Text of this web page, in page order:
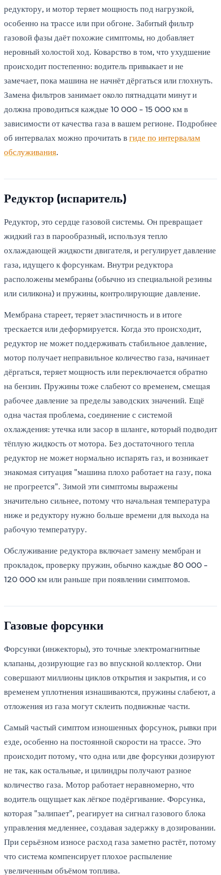
редуктору, и мотор теряет мощность под нагрузкой,
особенно на трассе или при обгоне. Забитый фильтр
газовой фазы даёт похожие симптомы, но добавляет
неровный холостой ход. Коварство в том, что ухудшение
происходит постепенно: водитель привыкает и не
замечает, пока машина не начнёт дёргаться или глохнуть.
Замена фильтров занимает около пятнадцати минут и
должна проводиться каждые 10 000 - 15 000 км в
зависимости от качества газа в вашем регионе. Подробнее
об интервалах можно прочитать вгиде по интервалам
обслуживания.
Редуктор (испаритель)
Редуктор, это сердце газовой системы. Он превращает
жидкий газ в парообразный, используя тепло
охлаждающей жидкости двигателя, и регулирует давление
газа, идущего к форсункам. Внутри редуктора
расположены мембраны (обычно из специальной резины
или силикона) и пружины, контролирующие давление.
Мембрана стареет, теряет эластичность и в итоге
трескается или деформируется. Когда это происходит,
редуктор не может поддерживать стабильное давление,
мотор получает неправильное количество газа, начинает
дёргаться, теряет мощность или переключается обратно
на бензин. Пружины тоже слабеют со временем, смещая
рабочее давление за пределы заводских значений. Ещё
одна частая проблема, соединение с системой
охлаждения: утечка или засор в шланге, который подводит
тёплую жидкость от мотора. Без достаточного тепла
редуктор не может нормально испарять газ, и возникает
знакомая ситуация "машина плохо работает на газу, пока
не прогреется". Зимой эти симптомы выражены
значительно сильнее, потому что начальная температура
ниже и редуктору нужно больше времени для выхода на
рабочую температуру.
Обслуживание редуктора включает замену мембран и
прокладок, проверку пружин, обычно каждые 80 000 -
120 000 км или раньше при появлении симптомов.
Газовые форсунки
Форсунки (инжекторы), это точные электромагнитные
клапаны, дозирующие газ во впускной коллектор. Они
совершают миллионы циклов открытия и закрытия, и со
временем уплотнения изнашиваются, пружины слабеют, а
отложения из газа могут склеить подвижные части.
Самый частый симптом изношенных форсунок, рывки при
езде, особенно на постоянной скорости на трассе. Это
происходит потому, что одна или две форсунки дозируют
не так, как остальные, и цилиндры получают разное
количество газа. Мотор работает неравномерно, что
водитель ощущает как лёгкое подёргивание. Форсунка,
которая "залипает", реагирует на сигнал газового блока
управления медленнее, создавая задержку в дозировании.
При серьёзном износе расход газа заметно растёт, потому
что система компенсирует плохое распыление
увеличенным объёмом топлива.